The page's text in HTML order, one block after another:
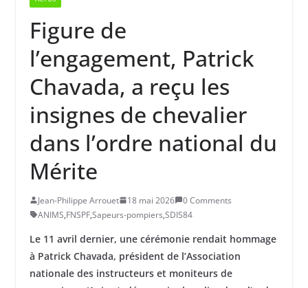
Figure de
l’engagement, Patrick
Chavada, a reçu les
insignes de chevalier
dans l’ordre national du
Mérite
Jean-Philippe Arrouet 18 mai 2026
0 Comments
ANIMS,FNSPF,Sapeurs-pompiers,SDIS84
Le 11 avril dernier, une cérémonie rendait hommage
à Patrick Chavada, président de l’Association
nationale des instructeurs et moniteurs de